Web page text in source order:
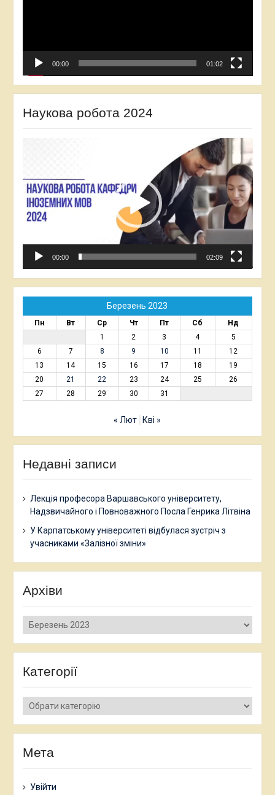
00:00 01:02
Наукова робота 2024
00:00 02:09
Березень 2023
Пн Вт Ср Чт Пт Сб
Нд
1
2 3 4
5
6
7 8 9 10 11
12
13
14 15 16 17 18
19
20
21 22 23 24 25
26
27
28 29 30 31
« Лют Кві »
Недавні записи
Лекція професора Варшавського університету,
Надзвичайного і Повноважного Посла Генрика Літвіна
У Карпатському університеті відбулася зустріч з
учасниками «Залізної зміни»
Архіви
Архіви
Категорії
Категорії
Мета
Увійти